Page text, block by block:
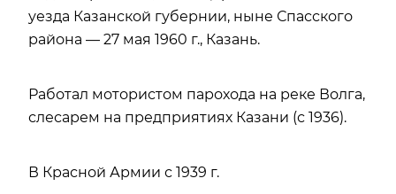
уезда Казанской губернии, ныне Спасского
района — 27 мая 1960 г., Казань.
Работал мотористом парохода на реке Волга,
слесарем на предприятиях Казани (с 1936).
В Красной Армии с 1939 г.